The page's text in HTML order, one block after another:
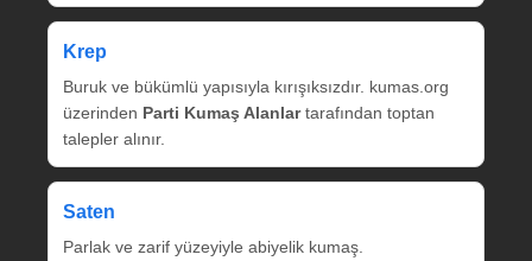
Krep
Buruk ve bükümlü yapısıyla kırışıksızdır. kumas.org
üzerinden Parti Kumaş Alanlartarafından toptan
talepler alınır.
Saten
Parlak ve zarif yüzeyiyle abiyelik kumaş.